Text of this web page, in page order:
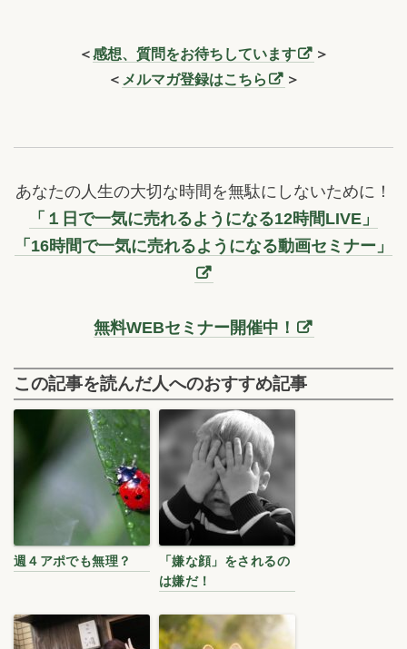
＜感想、質問をお待ちしています
＞
＜ メルマガ登録はこちら ＞
あなたの人生の大切な時間を無駄にしないために！
「１日で一気に売れるようになる12時間LIVE」
「16時間で一気に売れるようになる動画セミナー」
無料WEBセミナー開催中！
この記事を読んだ人へのおすすめ記事
週４アポでも無理？
「嫌な顔」をされるの
は嫌だ！